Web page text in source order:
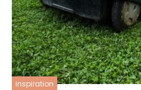
inspiration